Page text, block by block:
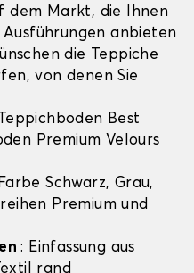
dem Markt, die Ihnen
anbieten
die Teppiche
von denen Sie
Best
Premium Velours
Schwarz, Grau,
Premium und
: Einfassung aus
rand